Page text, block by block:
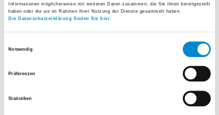
Informationen möglicherweise mit weiteren Daten zusammen, die Sie ihnen bereitgestellt
haben oder die sie im Rahmen Ihrer Nutzung der Dienste gesammelt haben.
Die Datenschutzerklärung finden Sie hier.
Notwendig
Präferenzen
Statistiken
Toggenburg, Wil-Wattwil
Chirurgische Klinik, Spital Uster
Chirurgische Klinik, Spital Uster